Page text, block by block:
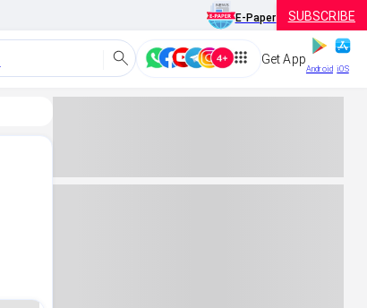
E-Paper SUBSCRIBE
Get App
Android iOS